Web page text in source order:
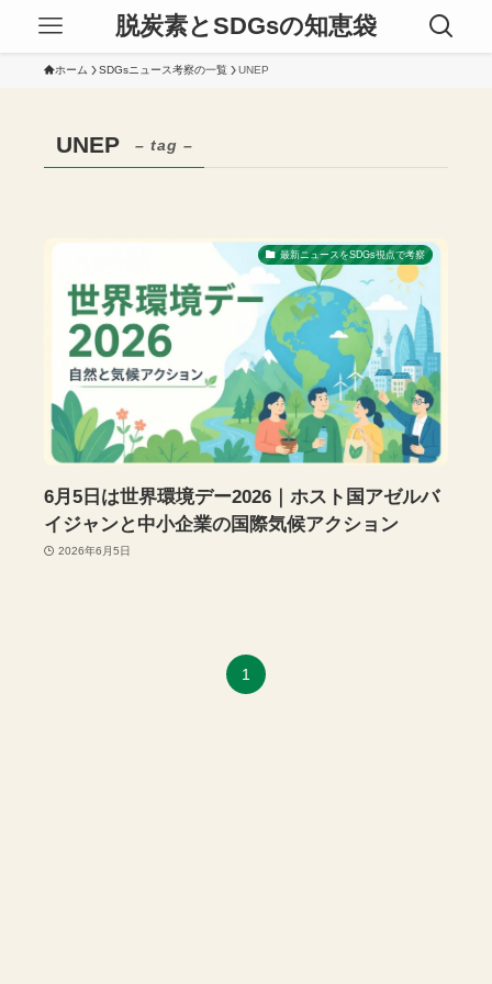
脱炭素とSDGsの知恵袋
ホーム SDGsニュース考察の一覧 UNEP
UNEP – tag –
最新ニュースをSDGs視点で考察
6月5日は世界環境デー2026｜ホスト国アゼルバ
イジャンと中小企業の国際気候アクション
2026年6月5日
1